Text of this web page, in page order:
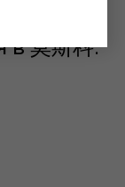
в 莫斯科: